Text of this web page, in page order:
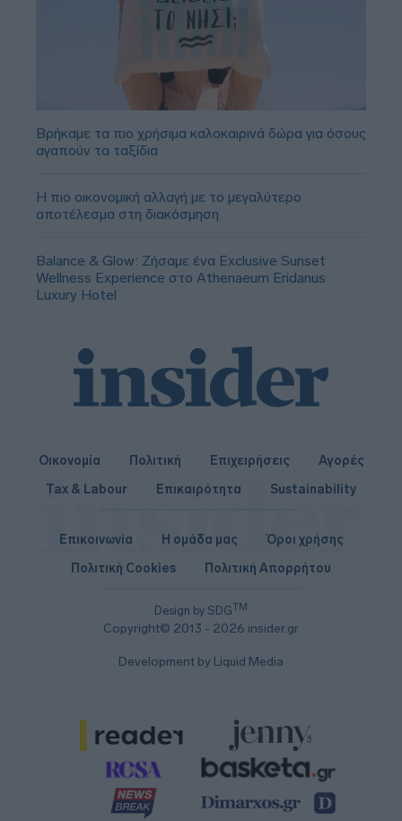
Βρήκαμε τα πιο χρήσιμα καλοκαιρινά δώρα για όσους
αγαπούν τα ταξίδια
Η πιο οικονομική αλλαγή με το μεγαλύτερο
αποτέλεσμα στη διακόσμηση
Balance & Glow: Ζήσαμε ένα Exclusive Sunset
Wellness Experience στο Athenaeum Eridanus
Luxury Hotel
Οικονομία Πολιτική Επιχειρήσεις
Αγορές
Tax & Labour
Επικαιρότητα Sustainability
Design by SDGTM
Copyright© 2013 - 2026 insider.gr
Επικοινωνία Η ομάδα μας
Όροι χρήσης
Πολιτική Cookies
Πολιτική Απορρήτου
Development by Liquid Media